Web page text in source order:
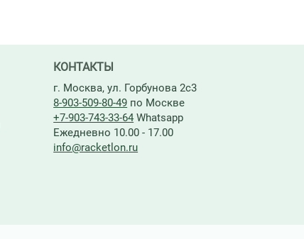
КОНТАКТЫ
г. Москва, ул. Горбунова 2с3
8-903-509-80-49 по Москве
+7-903-743-33-64 Whatsapp
Ежедневно 10.00 - 17.00
info@racketlon.ru